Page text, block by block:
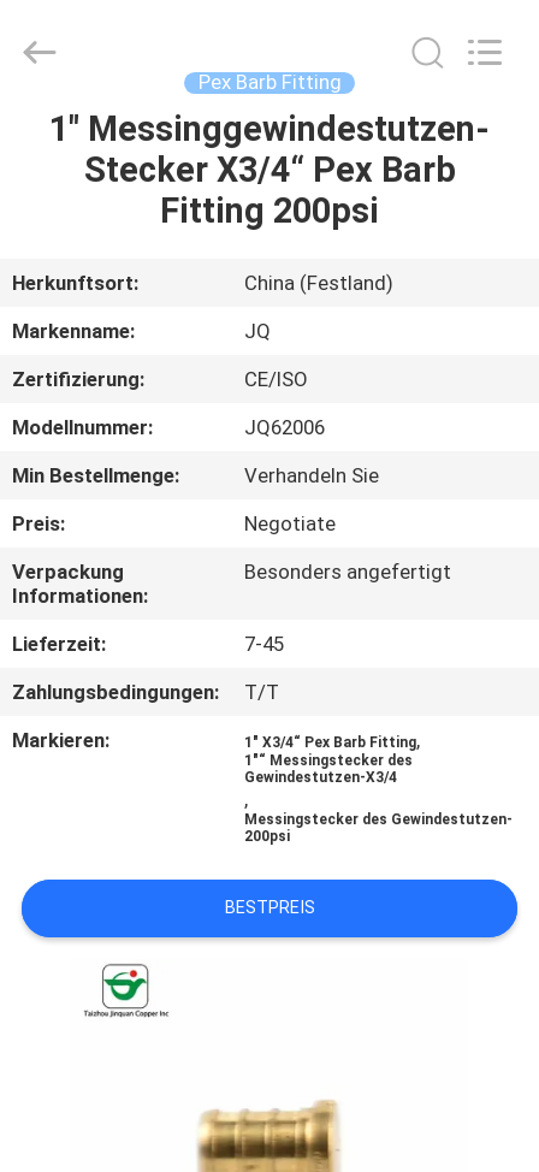
HAUS
PRODUKTE
ÜBER
UNS
FABRIK-
AUSFLUG
QUALITÄTSKONTROLLE
TRETEN
SIE
MIT
IN
NACHRICHTEN
FORDERN
SIE EIN
Pex Barb Fitting
1" Messinggewindestutzen-
Stecker X3/4“ Pex Barb
Fitting 200psi
Herkunftsort:
China (Festland)
Markenname:
JQ
Zertifizierung:
CE/ISO
Modellnummer:
JQ62006
Min Bestellmenge:
Verhandeln Sie
Preis:
Negotiate
Verpackung
Informationen:
Besonders angefertigt
Lieferzeit:
7-45
Zahlungsbedingungen:
T/T
Markieren:
1" X3/4“ Pex Barb Fitting,
1"“ Messingstecker des
Gewindestutzen-X3/4
,
Messingstecker des Gewindestutzen-
200psi
BESTPREIS